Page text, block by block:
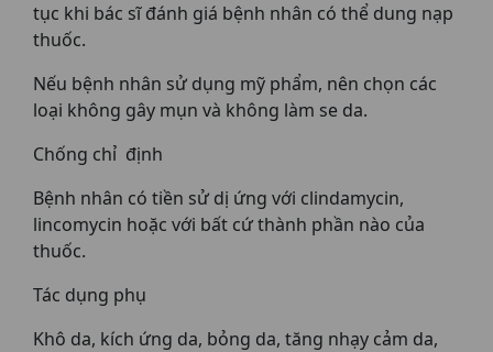
tục khi bác sĩ đánh giá bệnh nhân có thể dung nạp
thuốc.
Nếu bệnh nhân sử dụng mỹ phẩm, nên chọn các
loại không gây mụn và không làm se da.
Chống chỉ định
Bệnh nhân có tiền sử dị ứng với clindamycin,
lincomycin hoặc với bất cứ thành phần nào của
thuốc.
Tác dụng phụ
Khô da, kích ứng da, bỏng da, tăng nhạy cảm da,